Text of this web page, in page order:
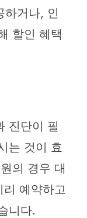
하거나, 인
할인 혜택
진단이 필
는 것이 효
의 경우 대
예약하고
니다.